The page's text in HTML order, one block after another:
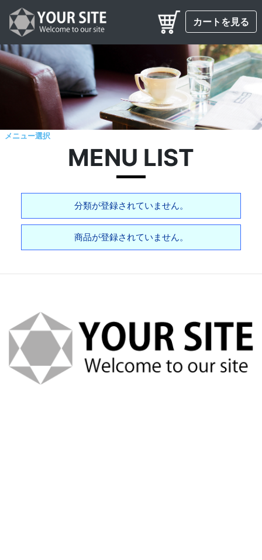
カートを見る
メニュー選択
MENU LIST
分類が登録されていません。
商品が登録されていません。